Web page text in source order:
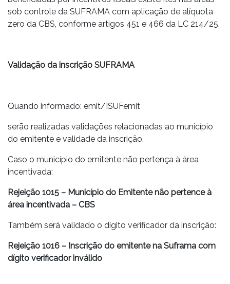
sob controle da SUFRAMA com aplicação de alíquota
zero da CBS, conforme artigos 451 e 466 da LC 214/25.
Validação da inscrição SUFRAMA
Quando informado: emit/ISUFemit
serão realizadas validações relacionadas ao município
do emitente e validade da inscrição.
Caso o município do emitente não pertença à área
incentivada:
Rejeição 1015 – Município do Emitente não pertence à
área incentivada – CBS
Também será validado o dígito verificador da inscrição:
Rejeição 1016 – Inscrição do emitente na Suframa com
dígito verificador inválido